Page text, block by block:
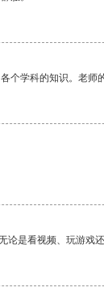
个学科的知识。老师
是看视频、玩游戏